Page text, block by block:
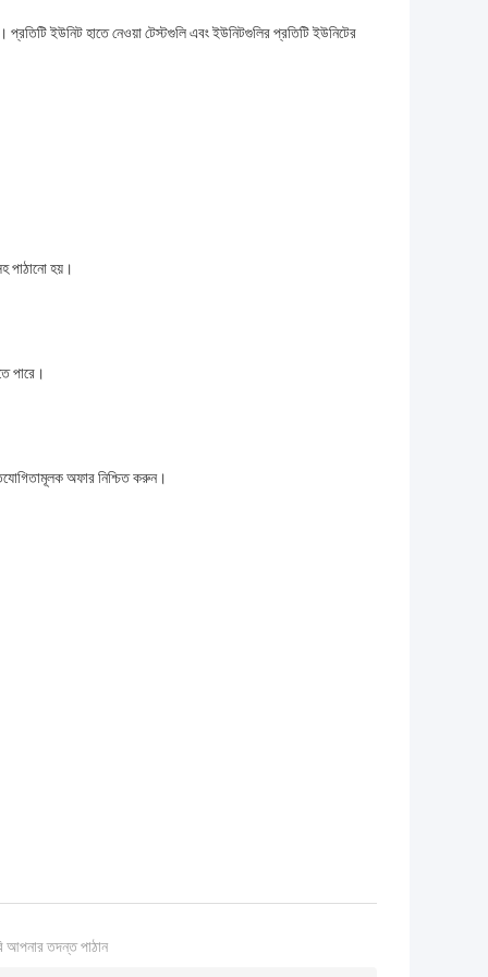
প্রতিটি ইউনিট হাতে নেওয়া টেস্টগুলি এবং ইউনিটগুলির প্রতিটি ইউনিটের
পাঠানো হয়।
পারে।
অফার নিশ্চিত করুন।
আপনার তদন্ত পাঠান